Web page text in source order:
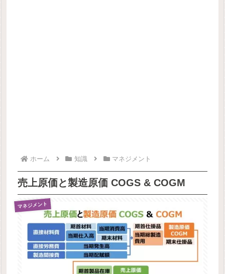
ホーム 知識 マネジメント
売上原価と製造原価 COGS & COGM
マネジメント